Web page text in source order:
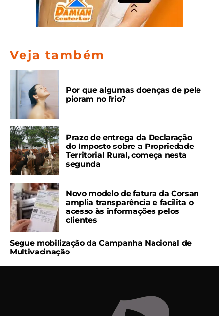
Veja também
Por que algumas doenças de pele
pioram no frio?
Prazo de entrega da Declaração
do Imposto sobre a Propriedade
Territorial Rural, começa nesta
segunda
Novo modelo de fatura da Corsan
amplia transparência e facilita o
acesso às informações pelos
clientes
Segue mobilização da Campanha Nacional de
Multivacinação